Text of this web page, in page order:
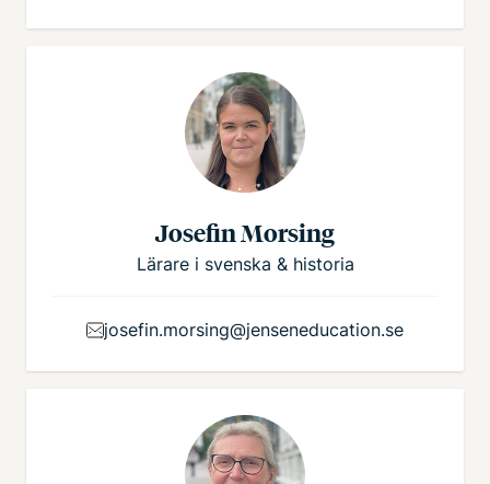
Josefin Morsing
Lärare i svenska & historia
josefin.morsing@jenseneducation.se